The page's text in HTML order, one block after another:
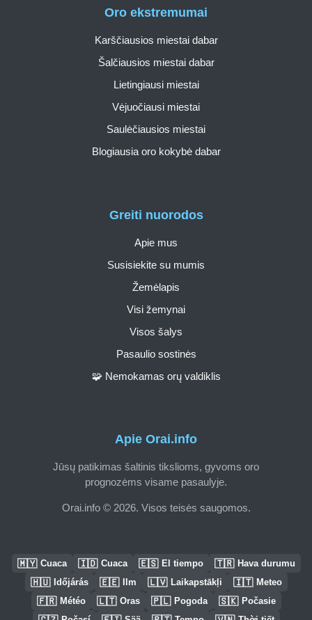
Apie Orai.info
Jūsų patikimas šaltinis tikslioms, gyvoms oro
prognozėms visame pasaulyje.
Orai.info © 2026. Visos teisės saugomos.
Greiti nuorodos
Apie mus
Susisiekite su mumis
Žemėlapis
Visi žemynai
Visos šalys
Pasaulio sostinės
🧩 Nemokamas orų valdiklis
Oro ekstremumai
Karščiausios miestai dabar
Šalčiausios miestai dabar
Lietingiausi miestai
Vėjuočiausi miestai
Saulėčiausios miestai
Blogiausia oro kokybė dabar
🇲🇾 Cuaca 🇮🇩 Cuaca 🇪🇸 El tiempo 🇹🇷 Hava durumu
🇭🇺 Időjárás 🇪🇪 Ilm 🇱🇻 Laikapstākļi 🇮🇹 Meteo
🇫🇷 Météo 🇱🇹 Oras 🇵🇱 Pogoda 🇸🇰 Počasie